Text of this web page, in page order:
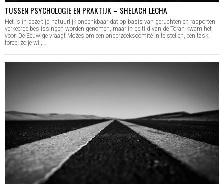
TUSSEN PSYCHOLOGIE EN PRAKTIJK – SHELACH LECHA
Het is in deze tijd natuurlijk ondenkbaar dat op basis van geruchten en rapporten
verkeerde beslissingen worden genomen, maar in de tijd van de Torah kwam het
voor. De Eeuwige vraagt Mozes om een onderzoekscomité in te stellen, een task
force, zo je wil,…